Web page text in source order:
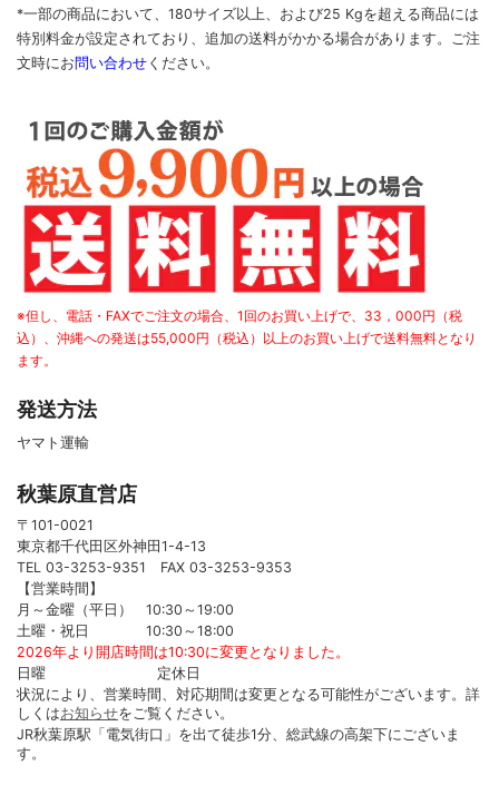
*一部の商品において、180サイズ以上、および25 Kgを超える商品には
特別料金が設定されており、追加の送料がかかる場合があります。
ご注
文時に お問い合わせ ください。
※但し、電話・FAXでご注文の場合、1回のお買い上げで、33，000円（税
込）、沖縄への発送は55,000円（税込）以上のお買い上げで送料無料となり
ます。
発送方法
ヤマト運輸
秋葉原直営店
〒101-0021
東京都千代田区外神田1-4-13
TEL 03-3253-9351 FAX 03-3253-9353
【営業時間】
月～金曜（平日） 10:30～19:00
土曜・祝日 10:30～18:00
2026年より開店時間は10:30に変更となりました。
日曜 定休日
状況により、営業時間、対応期間は変更となる可能性がございます。詳
しくはお知らせをご覧ください。
JR秋葉原駅「電気街口」を出て徒歩1分、総武線の高架下にございま
す。